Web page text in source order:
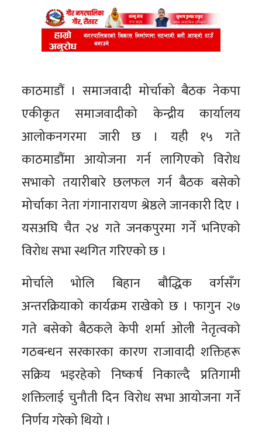
काठमाडौं । समाजवादी मोर्चाको बैठक नेकपा
एकीकृत समाजवादीको केन्द्रीय कार्यालय
आलोकनगरमा जारी छ । यही १५ गते
काठमाडौंमा आयोजना गर्न लागिएको विरोध
सभाको तयारीबारे छलफल गर्न बैठक बसेको
मोर्चाका नेता गंगानारायण श्रेष्ठले जानकारी दिए ।
यसअघि चैत २४ गते जनकपुरमा गर्ने भनिएको
विरोध सभा स्थगित गरिएको छ ।
मोर्चाले भोलि बिहान बौद्धिक वर्गसँग
अन्तरक्रियाको कार्यक्रम राखेको छ । फागुन २७
गते बसेको बैठकले केपी शर्मा ओली नेतृत्वको
गठबन्धन सरकारका कारण राजावादी शक्तिहरू
सक्रिय भइरहेको निष्कर्ष निकाल्दै प्रतिगामी
शक्तिलाई चुनौती दिन विरोध सभा आयोजना गर्ने
निर्णय गरेको थियो ।